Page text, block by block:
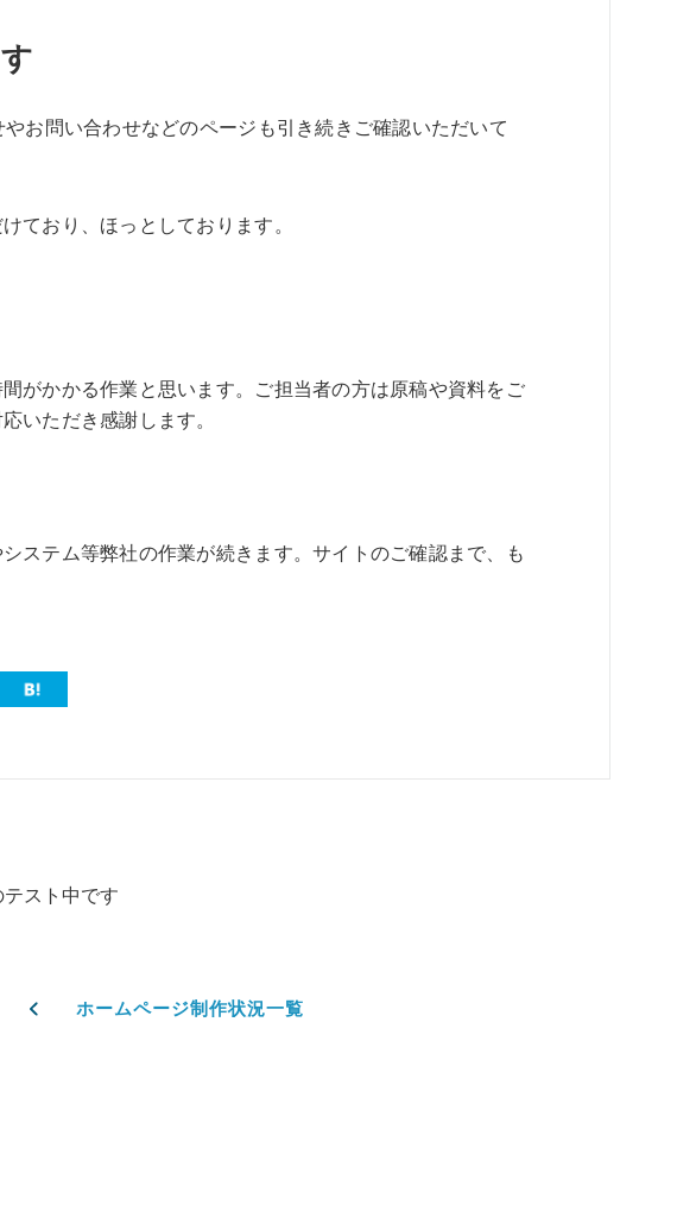
お問い合わせなどのページも引き続きご確認いただいて
ており、ほっとしております。
がかかる作業と思います。ご担当者の方は原稿や資料をご
いただき感謝します。
ステム等弊社の作業が続きます。サイトのご確認まで、も
スト中です
ホームページ制作状況一覧